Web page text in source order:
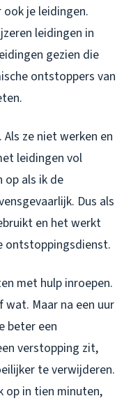
je leidingen.
leidingen in
gezien die
ontstoppers van
ze niet werken en
leidingen vol
op als ik de
Dus als
en het werkt
ontstoppingsdienst.
met hulp inroepen.
Maar na een uur
beter een
verstopping zit,
te verwijderen.
op in tien minuten,